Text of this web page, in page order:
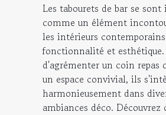
Les tabourets de bar se sont
comme un élément
les intérieurs
fonctionnalité et esthétique.
d'agrémenter un coin repas
un espace convivial, ils
harmonieusement dans
ambiances déco.